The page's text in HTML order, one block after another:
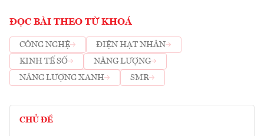
ĐỌC BÀI THEO TỪ KHOÁ
CÔNG NGHỆ
ĐIỆN HẠT NHÂN
KINH TẾ SỐ
NĂNG LƯỢNG
NĂNG LƯỢNG XANH
SMR
CHỦ ĐỀ